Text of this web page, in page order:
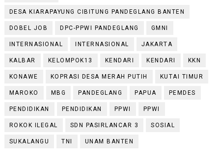
DESA KIARAPAYUNG CIBITUNG PANDEGLANG BANTEN
DOBEL JOB DPC-PPWI PANDEGLANG GMNI
INTERNASIONAL INTERNASIONAL JAKARTA
KALBAR KELOMPOK13 KENDARI KENDARI KKN
KONAWE KOPRASI DESA MERAH PUTIH KUTAI TIMUR
MAROKO MBG PANDEGLANG PAPUA PEMDES
PENDIDIKAN PENDIDIKAN PPWI PPWI
ROKOK ILEGAL SDN PASIRLANCAR 3 SOSIAL
SUKALANGU TNI UNAM BANTEN